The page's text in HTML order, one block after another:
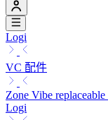
Logi
VC 配件
Zone Vibe replaceable
Logi